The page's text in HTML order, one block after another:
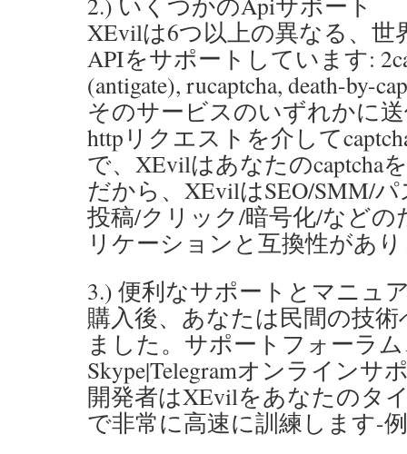
XEvilは6つ以上の異なる、
APIをサポートしています:
(antigate), rucaptcha, death-by-
そのサービスのいずれかに
httpリクエストを介して
で、XEvilはあなたのcaptcha
だから、XEvilはSEO/SMM/
投稿/クリック/暗号化/など
リケーションと互換性があ
3.) 便利なサポートとマニュ
購入後、あなたは民間の技
ました。サポートフォーラ
Skype|Telegramオンラインサ
開発者はXEvilをあなたのタ
で非常に高速に訓練します-